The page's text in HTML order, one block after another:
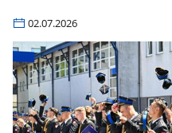
02.07.2026